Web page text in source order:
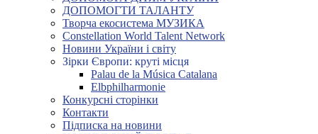
ДОПОМОГТИ ТАЛАНТУ
Творча екосистема МУЗИКА
Constellation World Talent Network
Новини України і світу
Зірки Європи: круті місця
Palau de la Música Catalana
Elbphilharmonie
Конкурсні сторінки
Контакти
Підписка на новини